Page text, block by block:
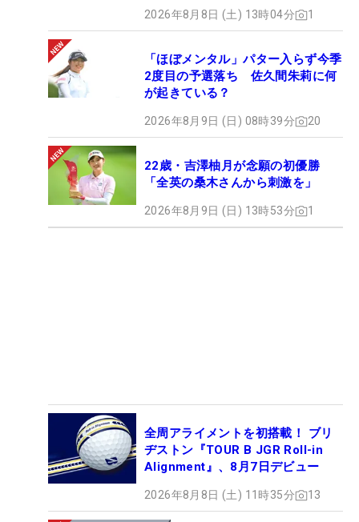
レディス佐嘉窓乃梅カップ」。そして、3月20～22
日で行われる開幕戦に新規大会となる「三菱電機オ
ートメーション女子オープン」が組み込まれた。中
国の江蘇省で行われるこの大会は、台湾で行われる
「CTBCレディス」に続く2カ国目の海外戦となる。
また、同じく新規の「プレナスレディースカップ」
が6月5～7日の日程でスケジュールされた。こちら
は、玄海ゴルフクラブ（福岡県）で行われる。
また、会場変更は2試合で「YANMAR HANASAKA
Ladies Golf Tournament」が琵琶湖カントリー倶楽
来年からレジェンズツアーは、「太陽生命 元気・長
生きカップ」が開催中止となり1試合減の5試合に。
公式戦の「JLPGAレジェンズチャンピオンシップ明
治安田カップ」の開催時期は未定となっている。賞
金総額は1億850万円で750万円ダウン。主要カテゴ
2026年8月8日 (土) 13時04分 1
「ほぼメンタル」パター入らず今季
2度目の予選落ち 佐久間朱莉に何
が起きている？
2026年8月9日 (日) 08時39分 20
22歳・吉澤柚月が念願の初優勝
「全英の桑木さんから刺激を」
2026年8月9日 (日) 13時53分 1
全周アライメントを初搭載！ ブリ
ヂストン『TOUR B JGR Roll-in
Alignment』、8月7日デビュー
2026年8月8日 (土) 11時35分 13